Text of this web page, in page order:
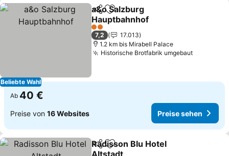
Beliebte Wahl
TeilenZu Favoriten hinzufügen
a&o Salzburg
Hauptbahnhof
Preise sehen
2 Sterne
7,2
17.013
1.2 km bis Mirabell Palace
Historische Brotfabrik umgebautPreise
Ab 40 €
Preise von 16 Websites Preise sehen
TeilenZu Favoriten hinzufügen
Radisson Blu Hotel
Altstadt